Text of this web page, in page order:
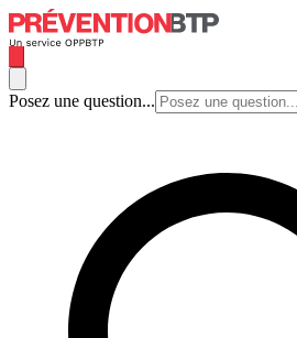
Posez une question...